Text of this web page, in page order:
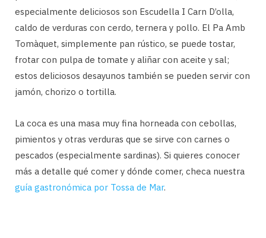
especialmente deliciosos son Escudella I Carn D’olla,
caldo de verduras con cerdo, ternera y pollo. El Pa Amb
Tomàquet, simplemente pan rústico, se puede tostar,
frotar con pulpa de tomate y aliñar con aceite y sal;
estos deliciosos desayunos también se pueden servir con
jamón, chorizo ​​o tortilla.
La coca es una masa muy fina horneada con cebollas,
pimientos y otras verduras que se sirve con carnes o
pescados (especialmente sardinas). Si quieres conocer
más a detalle qué comer y dónde comer, checa nuestra
guía gastronómica por Tossa de Mar.